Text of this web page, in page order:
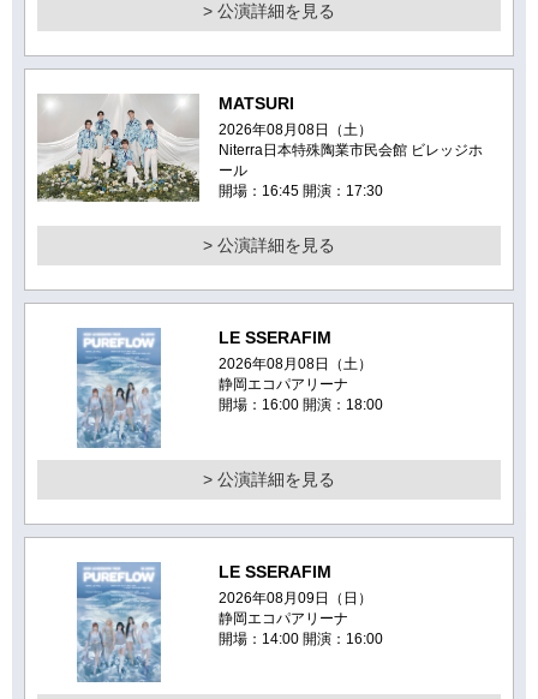
> 公演詳細を見る
MATSURI
2026年08月08日（土）
Niterra日本特殊陶業市民会館 ビレッジホ
ール
開場：16:45 開演：17:30
> 公演詳細を見る
LE SSERAFIM
2026年08月08日（土）
静岡エコパアリーナ
開場：16:00 開演：18:00
> 公演詳細を見る
LE SSERAFIM
2026年08月09日（日）
静岡エコパアリーナ
開場：14:00 開演：16:00